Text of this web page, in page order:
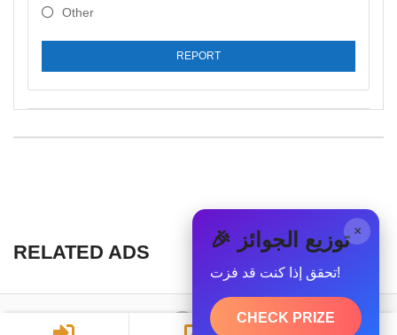
Other
REPORT
RELATED ADS
× 🎉 توزيع الجوائز
تحقق إذا كنت قد فزت!
CHECK PRIZE